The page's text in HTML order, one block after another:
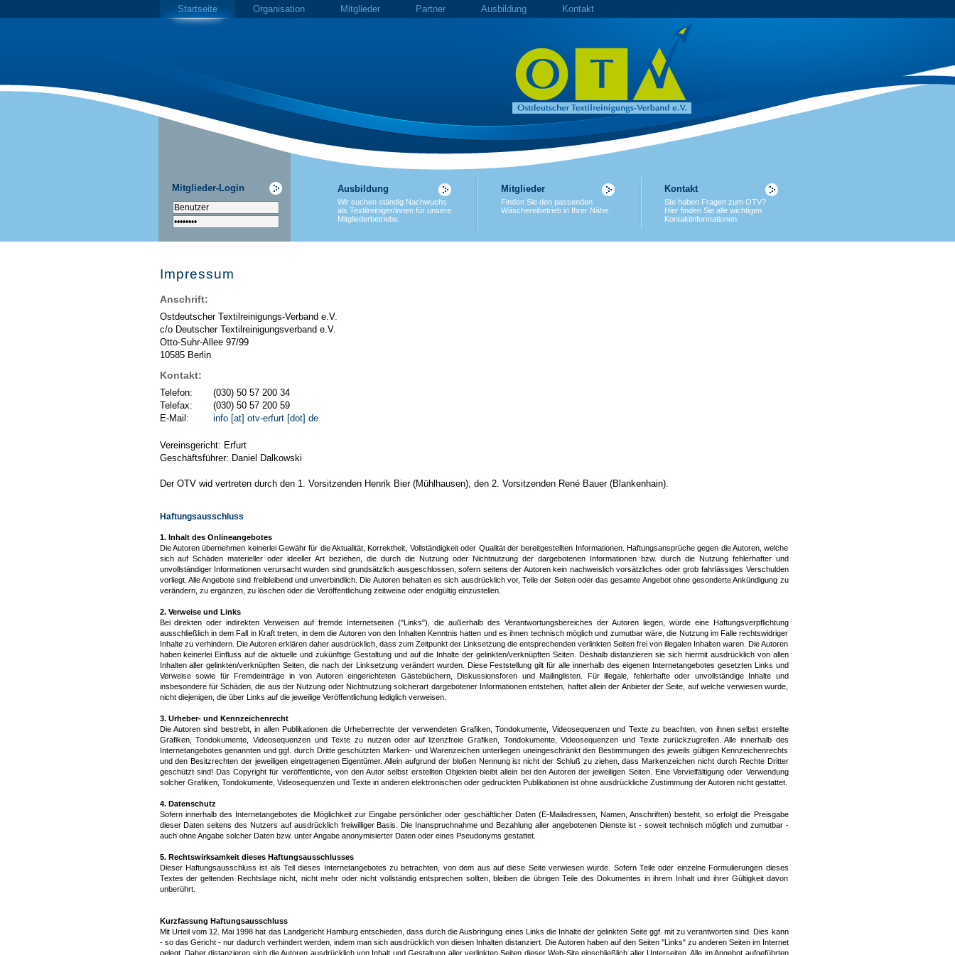
Startseite Organisation Mitglieder Partner Ausbildung Kontakt
Mitglieder-Login
Impressum
Anschrift:
Ostdeutscher Textilreinigungs-Verband e.V.
c/o Deutscher Textilreinigungsverband e.V.
Otto-Suhr-Allee 97/99
10585 Berlin
Kontakt:
Telefon:
(030) 50 57 200 34
Telefax:
(030) 50 57 200 59
E-Mail:
info [at] otv-erfurt [dot] de
Vereinsgericht: Erfurt
Geschäftsführer: Daniel Dalkowski
Der OTV wid vertreten durch den 1. Vorsitzenden Henrik Bier (Mühlhausen), den 2. Vorsitzenden René Bauer (Blankenhain).
Haftungsausschluss
1. Inhalt des Onlineangebotes
Die Autoren übernehmen keinerlei Gewähr für die Aktualität, Korrektheit, Vollständigkeit oder Qualität der bereitgestellten Informationen. Haftungsansprüche gegen die Autoren, welche
sich auf Schäden materieller oder ideeller Art beziehen, die durch die Nutzung oder Nichtnutzung der dargebotenen Informationen bzw. durch die Nutzung fehlerhafter und
unvollständiger Informationen verursacht wurden sind grundsätzlich ausgeschlossen, sofern seitens der Autoren kein nachweislich vorsätzliches oder grob fahrlässiges Verschulden
vorliegt. Alle Angebote sind freibleibend und unverbindlich. Die Autoren behalten es sich ausdrücklich vor, Teile der Seiten oder das gesamte Angebot ohne gesonderte Ankündigung zu
verändern, zu ergänzen, zu löschen oder die Veröffentlichung zeitweise oder endgültig einzustellen.
2. Verweise und Links
Bei direkten oder indirekten Verweisen auf fremde Internetseiten ("Links"), die außerhalb des Verantwortungsbereiches der Autoren liegen, würde eine Haftungsverpflichtung
ausschließlich in dem Fall in Kraft treten, in dem die Autoren von den Inhalten Kenntnis hatten und es ihnen technisch möglich und zumutbar wäre, die Nutzung im Falle rechtswidriger
Inhalte zu verhindern. Die Autoren erklären daher ausdrücklich, dass zum Zeitpunkt der Linksetzung die entsprechenden verlinkten Seiten frei von illegalen Inhalten waren. Die Autoren
haben keinerlei Einfluss auf die aktuelle und zukünftige Gestaltung und auf die Inhalte der gelinkten/verknüpften Seiten. Deshalb distanzieren sie sich hiermit ausdrücklich von allen
Inhalten aller gelinkten/verknüpften Seiten, die nach der Linksetzung verändert wurden. Diese Feststellung gilt für alle innerhalb des eigenen Internetangebotes gesetzten Links und
Verweise sowie für Fremdeinträge in von Autoren eingerichteten Gästebüchern, Diskussionsforen und Mailinglisten. Für illegale, fehlerhafte oder unvollständige Inhalte und
insbesondere für Schäden, die aus der Nutzung oder Nichtnutzung solcherart dargebotener Informationen entstehen, haftet allein der Anbieter der Seite, auf welche verwiesen wurde,
nicht diejenigen, die über Links auf die jeweilige Veröffentlichung lediglich verweisen.
3. Urheber- und Kennzeichenrecht
Die Autoren sind bestrebt, in allen Publikationen die Urheberrechte der verwendeten Grafiken, Tondokumente, Videosequenzen und Texte zu beachten, von ihnen selbst erstellte
Grafiken, Tondokumente, Videosequenzen und Texte zu nutzen oder auf lizenzfreie Grafiken, Tondokumente, Videosequenzen und Texte zurückzugreifen. Alle innerhalb des
Internetangebotes genannten und ggf. durch Dritte geschützten Marken- und Warenzeichen unterliegen uneingeschränkt den Bestimmungen des jeweils gültigen Kennzeichenrechts
und den Besitzrechten der jeweiligen eingetragenen Eigentümer. Allein aufgrund der bloßen Nennung ist nicht der Schluß zu ziehen, dass Markenzeichen nicht durch Rechte Dritter
geschützt sind! Das Copyright für veröffentlichte, von den Autor selbst erstellten Objekten bleibt allein bei den Autoren der jeweiligen Seiten. Eine Vervielfältigung oder Verwendung
solcher Grafiken, Tondokumente, Videosequenzen und Texte in anderen elektronischen oder gedruckten Publikationen ist ohne ausdrückliche Zustimmung der Autoren nicht gestattet.
4. Datenschutz
Sofern innerhalb des Internetangebotes die Möglichkeit zur Eingabe persönlicher oder geschäftlicher Daten (E-Mailadressen, Namen, Anschriften) besteht, so erfolgt die Preisgabe
dieser Daten seitens des Nutzers auf ausdrücklich freiwilliger Basis. Die Inanspruchnahme und Bezahlung aller angebotenen Dienste ist - soweit technisch möglich und zumutbar -
auch ohne Angabe solcher Daten bzw. unter Angabe anonymisierter Daten oder eines Pseudonyms gestattet.
5. Rechtswirksamkeit dieses Haftungsausschlusses
Dieser Haftungsausschluss ist als Teil dieses Internetangebotes zu betrachten, von dem aus auf diese Seite verwiesen wurde. Sofern Teile oder einzelne Formulierungen dieses
Textes der geltenden Rechtslage nicht, nicht mehr oder nicht vollständig entsprechen sollten, bleiben die übrigen Teile des Dokumentes in ihrem Inhalt und ihrer Gültigkeit davon
unberührt.
Kurzfassung Haftungsausschluss
Mit Urteil vom 12. Mai 1998 hat das Landgericht Hamburg entschieden, dass durch die Ausbringung eines Links die Inhalte der gelinkten Seite ggf. mit zu verantworten sind. Dies kann
- so das Gericht - nur dadurch verhindert werden, indem man sich ausdrücklich von diesen Inhalten distanziert. Die Autoren haben auf den Seiten "Links" zu anderen Seiten im Internet
gelegt. Daher distanzieren sich die Autoren ausdrücklich von Inhalt und Gestaltung aller verlinkten Seiten dieser Web-Site einschließlich aller Unterseiten. Alle im Angebot aufgeführten
Ausbildung
Wir suchen ständig Nachwuchs
als Textilreiniger/innen für unsere
Mitgliederbetriebe.
Mitglieder
Finden Sie den passenden
Wäschereibetrieb in Ihrer Nähe.
Kontakt
SIe haben Fragen zum OTV?
Hier finden Sie alle wichtigen
Kontaktinformationen.